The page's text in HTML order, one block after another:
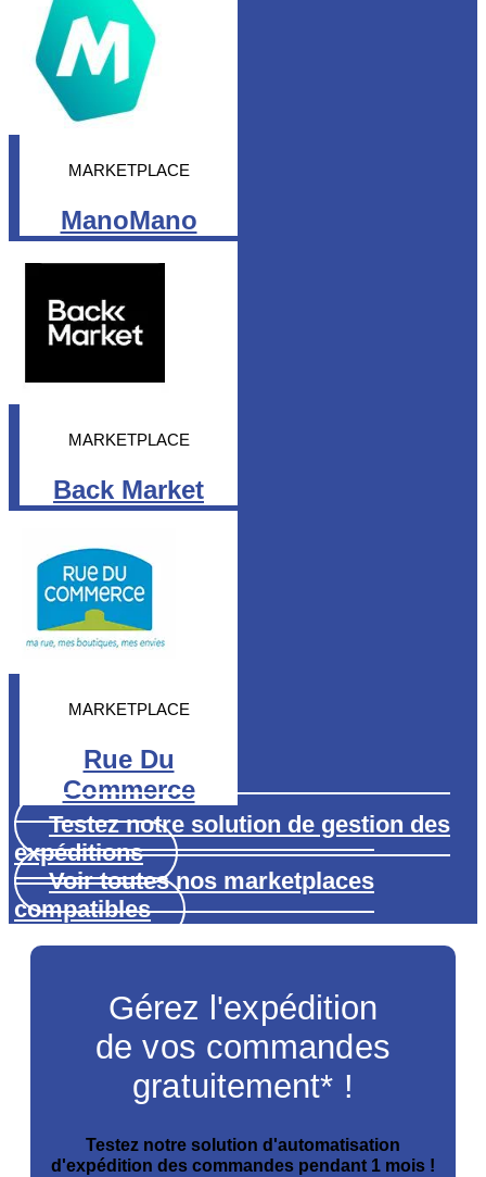
MARKETPLACE
ManoMano
MARKETPLACE
Back Market
MARKETPLACE
Rue Du
Commerce
Testez notre solution de gestion des
expéditions
Voir toutes nos marketplaces
compatibles
Gérez l'expédition
de vos commandes
gratuitement* !
Testez notre solution d'automatisation
d'expédition des commandes pendant 1 mois !